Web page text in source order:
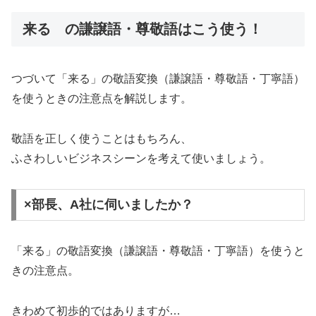
来る の謙譲語・尊敬語はこう使う！
つづいて「来る」の敬語変換（謙譲語・尊敬語・丁寧語）
を使うときの注意点を解説します。
敬語を正しく使うことはもちろん、
ふさわしいビジネスシーンを考えて使いましょう。
×部長、A社に伺いましたか？
「来る」の敬語変換（謙譲語・尊敬語・丁寧語）を使うと
きの注意点。
きわめて初歩的ではありますが…